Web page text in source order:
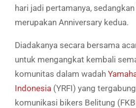
hari jadi pertamanya, sedangkan
merupakan Anniversary kedua.
Diadakanya secara bersama
untuk mengangkat kembali
komunitas dalam wadah
Indonesia (YRFI) yang
komunikasi bikers Belitung